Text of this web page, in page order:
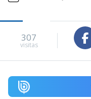
307
visitas